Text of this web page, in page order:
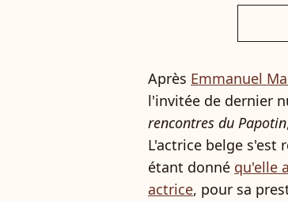
Après Emmanuel
l'invitée de dernier
rencontres du Papotin
L'actrice belge s'est
étant donné qu'elle
actrice, pour sa